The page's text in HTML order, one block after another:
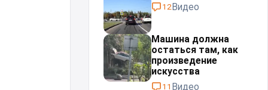
12Видео
Машина должна
остаться там, как
произведение
искусства
11 Видео